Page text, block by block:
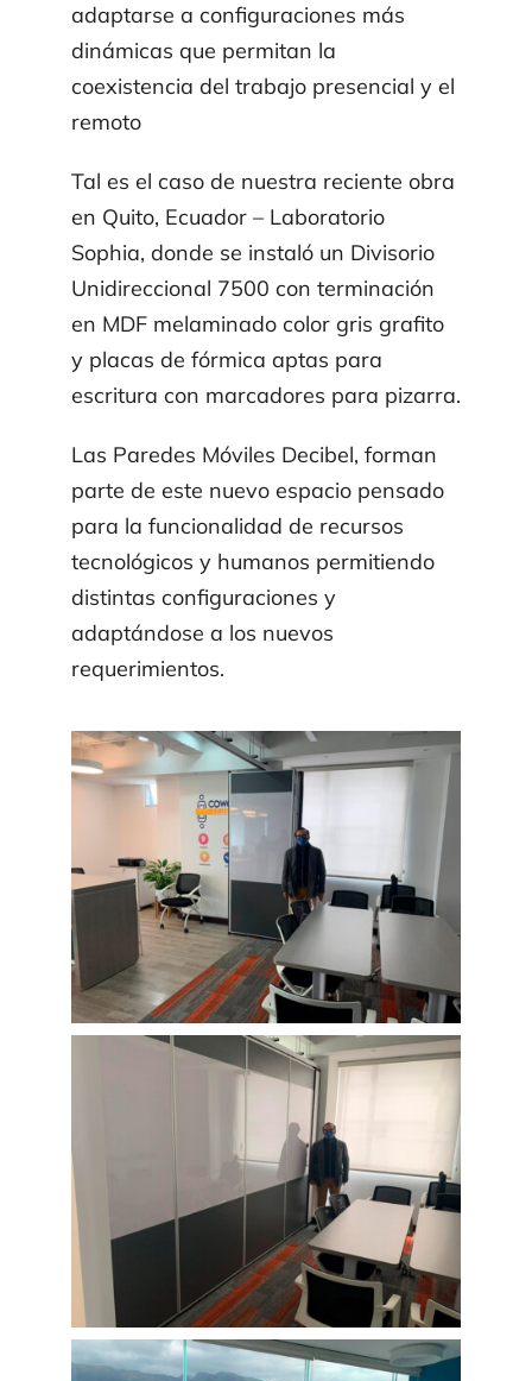
adaptarse a configuraciones más
dinámicas que permitan la
coexistencia del trabajo presencial y el
remoto
Tal es el caso de nuestra reciente obra
en Quito, Ecuador – Laboratorio
Sophia, donde se instaló un Divisorio
Unidireccional 7500 con terminación
en MDF melaminado color gris grafito
y placas de fórmica aptas para
escritura con marcadores para pizarra.
Las Paredes Móviles Decibel, forman
parte de este nuevo espacio pensado
para la funcionalidad de recursos
tecnológicos y humanos permitiendo
distintas configuraciones y
adaptándose a los nuevos
requerimientos.